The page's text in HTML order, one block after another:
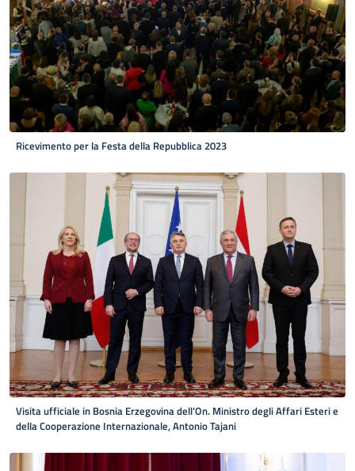
Ricevimento per la Festa della Repubblica 2023
Visita ufficiale in Bosnia Erzegovina dell’On. Ministro degli Affari Esteri e
della Cooperazione Internazionale, Antonio Tajani